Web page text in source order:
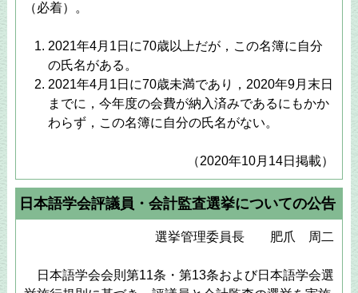
（必着）。
2021年4月1日に70歳以上だが，この名簿に自分
の氏名がある。
2021年4月1日に70歳未満であり，2020年9月末日
までに，今年度の会費が納入済みであるにもかか
わらず，この名簿に自分の氏名がない。
（2020年10月14日掲載）
日本語学会評議員・会計監査選挙についての公告
選挙管理委員長 肥爪 周二
日本語学会会則第11条・第13条および日本語学会選